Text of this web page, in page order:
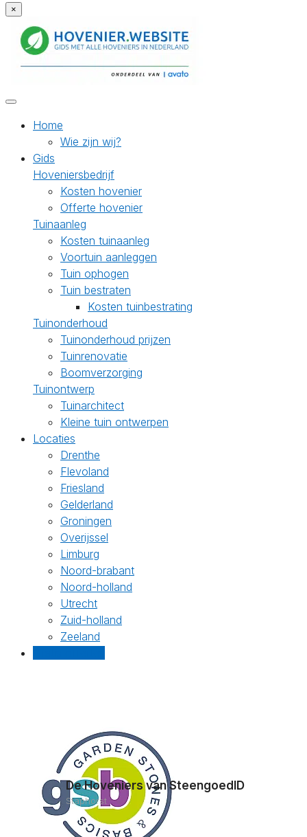
×
Home
Wie zijn wij?
Gids
Hoveniersbedrijf
Kosten hovenier
Offerte hovenier
Tuinaanleg
Kosten tuinaanleg
Voortuin aanleggen
Tuin ophogen
Tuin bestraten
Kosten tuinbestrating
Tuinonderhoud
Tuinonderhoud prijzen
Tuinrenovatie
Boomverzorging
Tuinontwerp
Tuinarchitect
Kleine tuin ontwerpen
Locaties
Drenthe
Flevoland
Friesland
Gelderland
Groningen
Overijssel
Limburg
Noord-brabant
Noord-holland
Utrecht
Zuid-holland
Zeeland
De Hoveniers van SteengoedID
Staphorst